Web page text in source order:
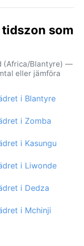
som
(Africa/Blantyre) —
eller jämföra
i Blantyre
i Zomba
i Kasungu
i Liwonde
i Dedza
i Mchinji